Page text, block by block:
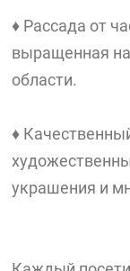
♦ Рассада от
выращенная на
области.
♦
украшения и